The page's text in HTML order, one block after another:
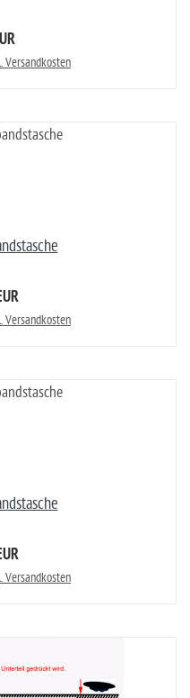
Versandkosten
Versandkosten
Versandkosten